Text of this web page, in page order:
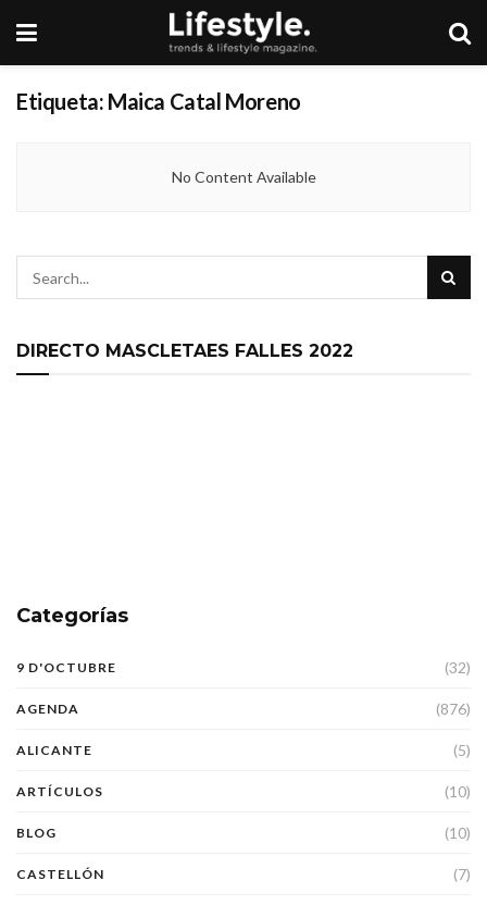
Etiqueta: Maica Catal Moreno
No Content Available
DIRECTO MASCLETAES FALLES 2022
Categorías
9 D'OCTUBRE (32)
AGENDA (876)
ALICANTE (5)
ARTÍCULOS (10)
BLOG (10)
CASTELLÓN (7)